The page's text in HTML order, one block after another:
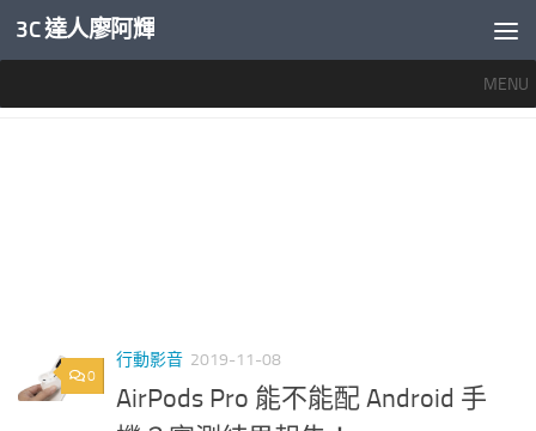
內文下方
3C 達人廖阿輝
MENU
0
行動影音 2019-11-08
AirPods Pro 能不能配 Android 手